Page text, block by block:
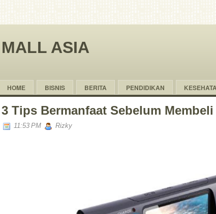
MALL ASIA
HOME BISNIS BERITA PENDIDIKAN
3 Tips Bermanfaat Sebelum
11:53 PM Rizky